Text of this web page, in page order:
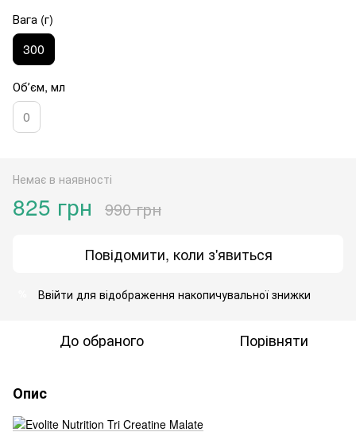
Вага (г)
300
Обʼєм, мл
0
Немає в наявності
825 грн 990 грн
Повідомити, коли з'явиться
Ввійти для відображення накопичувальної знижки
До обраного Порівняти
Опис